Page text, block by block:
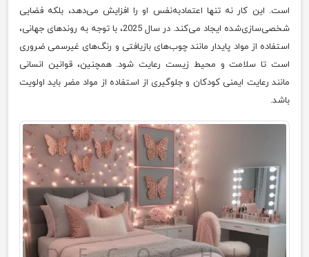
است. این کار نه تنها اعتمادبه‌نفس او را افزایش می‌دهد، بلکه فضایی
شخصی‌سازی‌شده ایجاد می‌کند. در سال 2025، با توجه به روندهای جهانی،
استفاده از مواد پایدار مانند چوب‌های بازیافتی و رنگ‌های غیرسمی ضروری
است تا سلامت و محیط زیست رعایت شود. همچنین، قوانین انسانی
مانند رعایت ایمنی کودکان و جلوگیری از استفاده از مواد مضر باید اولویت
باشد.